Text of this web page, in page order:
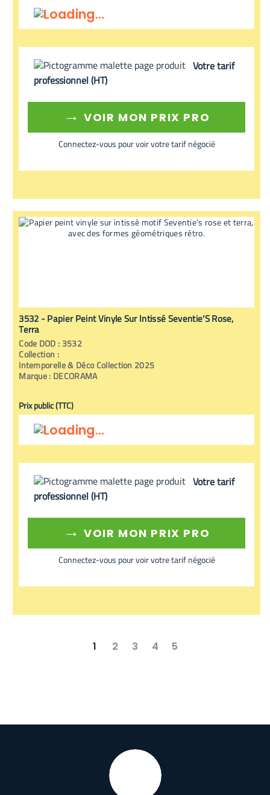
Votre tarif
professionnel (HT)
→ VOIR MON PRIX PRO
Connectez-vous pour voir votre tarif négocié
3532 - Papier Peint Vinyle Sur Intissé Seventie'S Rose,
Terra
Code DOD : 3532
Collection :
Intemporelle & Déco Collection 2025
Marque : DECORAMA
Prix public (TTC)
Votre tarif
professionnel (HT)
→ VOIR MON PRIX PRO
Connectez-vous pour voir votre tarif négocié
1 2 3 4 5